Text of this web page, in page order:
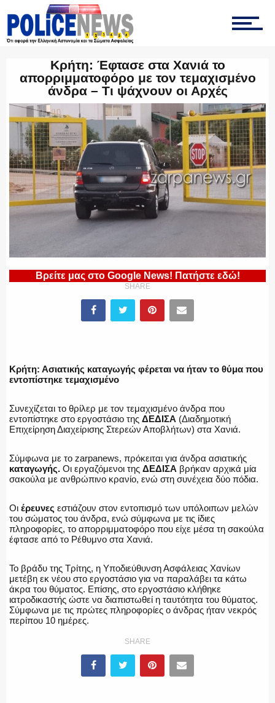
ΤΡΟΧΑΙΑ
ΟΜΑΔΑ “Ζ”
ΕΚΑΜ
ΥΑΤ/ΥΜΕΤ
ΛΙΜΕΝΙΚΟ
ΕΝΟΠΛΕΣ ΔΥΝΑΜΕΙΣ
ΕΚΑΒ
Κρήτη: Έφτασε στα Χανιά το
απορριμματοφόρο με τον τεμαχισμένο
άνδρα – Τι ψάχνουν οι Αρχές
Βρείτε μας στο Google News! Πατήστε εδώ!
SHARE
Κρήτη: Ασιατικής καταγωγής φέρεται να ήταν το θύμα που
εντοπίστηκε τεμαχισμένο
Συνεχίζεται το θρίλερ με τον τεμαχισμένο άνδρα που
εντοπίστηκε στο εργοστάσιο της ΔΕΔΙΣΑ (Διαδημοτική
Επιχείρηση Διαχείρισης Στερεών Αποβλήτων) στα Χανιά.
Σύμφωνα με το zarpanews, πρόκειται για άνδρα ασιατικής
καταγωγής. Οι εργαζόμενοι της ΔΕΔΙΣΑ βρήκαν αρχικά μία
σακούλα με ανθρώπινο κρανίο, ενώ στη συνέχεια δύο πόδια.
Οι έρευνες εστιάζουν στον εντοπισμό των υπόλοιπων μελών
του σώματος του άνδρα, ενώ σύμφωνα με τις ίδιες
πληροφορίες, το απορριμματοφόρο που είχε μέσα τη σακούλα
έφτασε από το Ρέθυμνο στα Χανιά.
Το βράδυ της Τρίτης, η Υποδιεύθυνση Ασφάλειας Χανίων
μετέβη εκ νέου στο εργοστάσιο για να παραλάβει τα κάτω
άκρα του θύματος. Επίσης, στο εργοστάσιο κλήθηκε
ιατροδικαστής ώστε να διαπιστωθεί η ταυτότητα του θύματος.
Σύμφωνα με τις πρώτες πληροφορίες ο άνδρας ήταν νεκρός
περίπου 10 ημέρες.
SHARE